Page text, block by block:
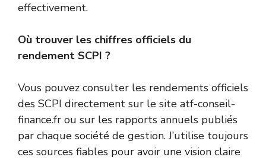
effectivement.
Où trouver les chiffres officiels du
rendement SCPI ?
Vous pouvez consulter les rendements officiels
des SCPI directement sur le site atf-conseil-
finance.fr ou sur les rapports annuels publiés
par chaque société de gestion. J’utilise toujours
ces sources fiables pour avoir une vision claire